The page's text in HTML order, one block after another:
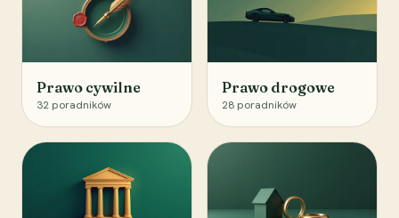
Prawo cywilne
32 poradników
Prawo drogowe
28 poradników